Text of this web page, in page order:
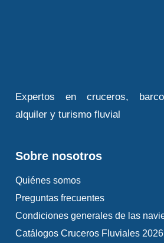
prestigiosa hilera de siete
Durante la jornada,
todos, franceses y
venían a ver al Rey.
semana estaba reservado
Después, se atravesará la
Expertos en cruceros,
alquiler y turismo fluvial
Sobre nosotros
Quiénes somos
Preguntas frecuentes
Condiciones generales de las
Catálogos Cruceros Fluviales 2026